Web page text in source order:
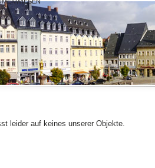
leider auf keines unserer Objekte.